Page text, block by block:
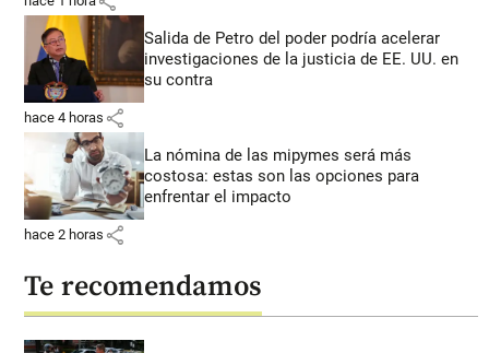
Salida de Petro del poder podría acelerar
investigaciones de la justicia de EE. UU. en
su contra
hace 4 horas share
La nómina de las mipymes será más
costosa: estas son las opciones para
enfrentar el impacto
hace 2 horas share
Te recomendamos